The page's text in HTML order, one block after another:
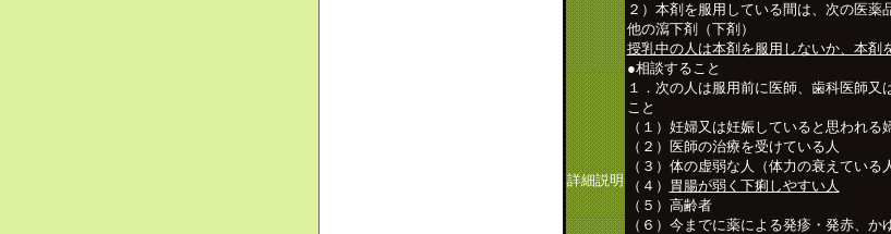
詳細説明
２）本剤を服用している間は、次の医薬
他の瀉下剤（下剤）
授乳中の人は本剤を服用しないか、本剤
●相談すること
１．次の人は服用前に医師、歯科医師
こと
（１）妊婦又は妊娠していると思われる
（２）医師の治療を受けている人
（３）体の虚弱な人（体力の衰えている
（４） 胃腸が弱く下痢しやすい人
（５）高齢者
（６）今までに薬による発疹・発赤、